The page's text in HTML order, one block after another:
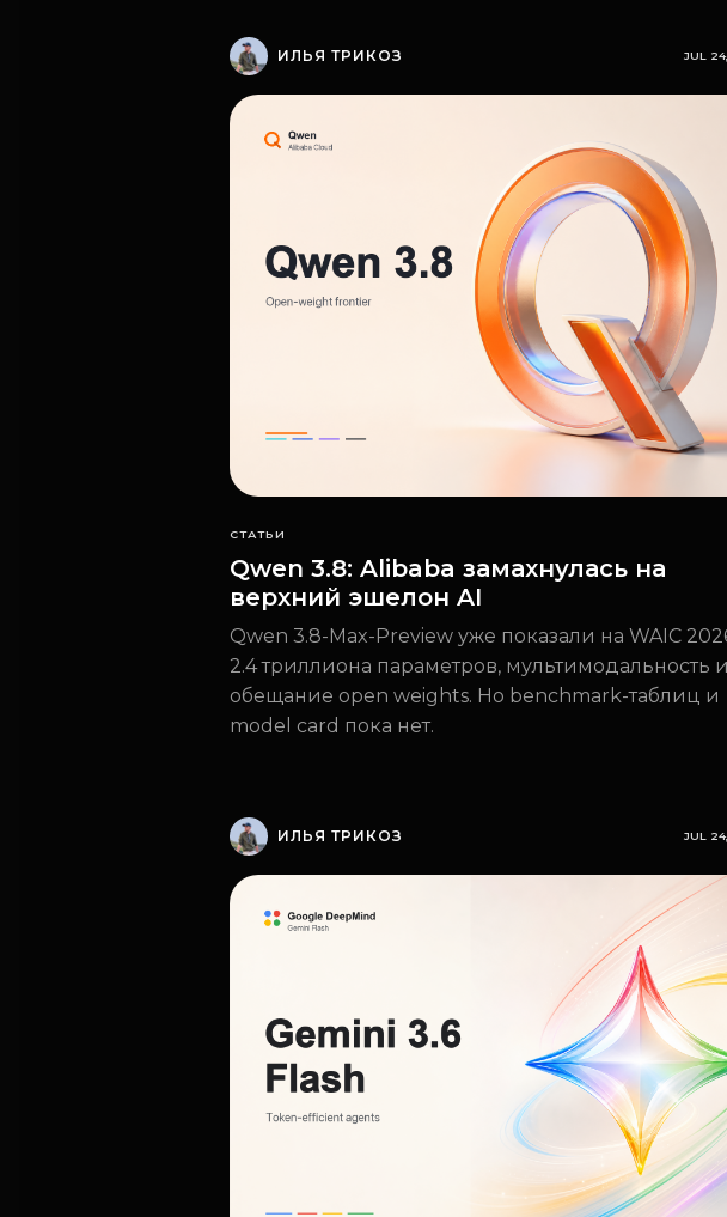
ИЛЬЯ ТРИКОЗ JUL
СТАТЬИ
Qwen 3.8: Alibaba замахнулась на
верхний эшелон AI
Qwen 3.8-Max-Preview уже показали на WAIC
2.4 триллиона параметров, мультимодальность и
обещание open weights. Но benchmark-таблиц и
model card пока нет.
ИЛЬЯ ТРИКОЗ JUL